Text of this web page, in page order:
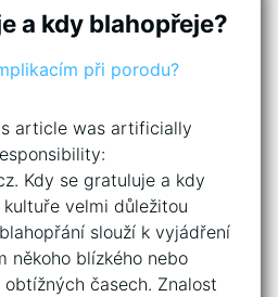
a kdy blahopřeje?
article was artificially
Kdy se gratuluje a kdy
velmi důležitou
slouží k vyjádření
někoho blízkého nebo
časech. Znalost